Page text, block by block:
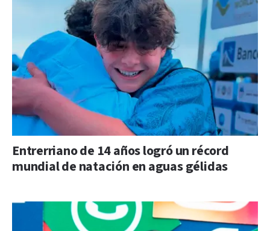
Entrerriano de 14 años logró un récord
mundial de natación en aguas gélidas